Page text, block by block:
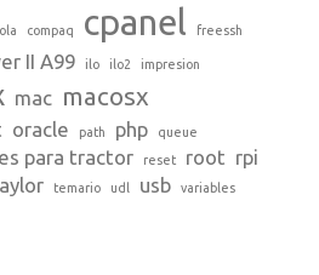
compaq cpanel freessh
II A99 ilo ilo2 impresion
mac macosx
oracle path php queue
para tractor reset root rpi
temario udl usb variables